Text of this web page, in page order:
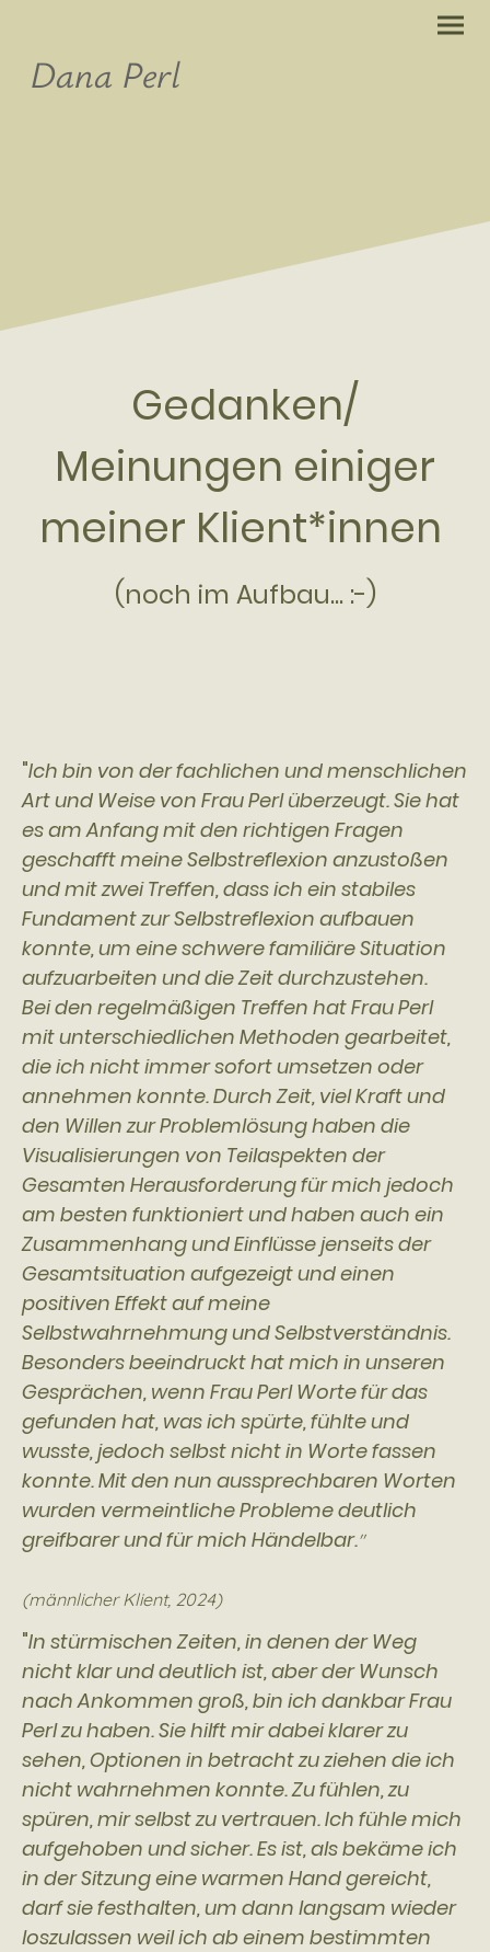
Dana Perl
Gedanken/
Meinungen einiger
meiner Klient*innen
(noch im Aufbau... :-)
"Ich bin von der fachlichen und menschlichen
Art und Weise von Frau Perl überzeugt. Sie hat
es am Anfang mit den richtigen Fragen
geschafft meine Selbstreflexion anzustoßen
und mit zwei Treffen, dass ich ein stabiles
Fundament zur Selbstreflexion aufbauen
konnte, um eine schwere familiäre Situation
aufzuarbeiten und die Zeit durchzustehen.
Bei den regelmäßigen Treffen hat Frau Perl
mit unterschiedlichen Methoden gearbeitet,
die ich nicht immer sofort umsetzen oder
annehmen konnte. Durch Zeit, viel Kraft und
den Willen zur Problemlösung haben die
Visualisierungen von Teilaspekten der
Gesamten Herausforderung für mich jedoch
am besten funktioniert und haben auch ein
Zusammenhang und Einflüsse jenseits der
Gesamtsituation aufgezeigt und einen
positiven Effekt auf meine
Selbstwahrnehmung und Selbstverständnis.
Besonders beeindruckt hat mich in unseren
Gesprächen, wenn Frau Perl Worte für das
gefunden hat, was ich spürte, fühlte und
wusste, jedoch selbst nicht in Worte fassen
konnte. Mit den nun aussprechbaren Worten
wurden vermeintliche Probleme deutlich
greifbarer und für mich Händelbar."
(männlicher Klient, 2024)
"In stürmischen Zeiten, in denen der Weg
nicht klar und deutlich ist, aber der Wunsch
nach Ankommen groß, bin ich dankbar Frau
Perl zu haben. Sie hilft mir dabei klarer zu
sehen, Optionen in betracht zu ziehen die ich
nicht wahrnehmen konnte. Zu fühlen, zu
spüren, mir selbst zu vertrauen. Ich fühle mich
aufgehoben und sicher. Es ist, als bekäme ich
in der Sitzung eine warmen Hand gereicht,
darf sie festhalten, um dann langsam wieder
loszulassen weil ich ab einem bestimmten